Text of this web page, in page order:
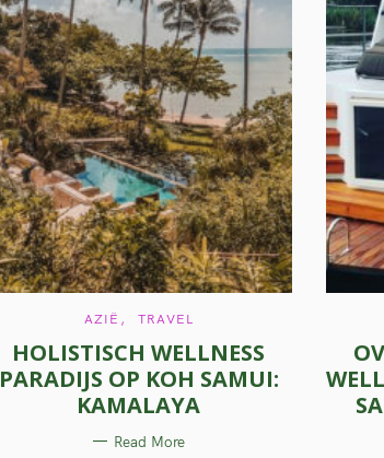
C
T
E
G
O
R
I
S
AZIË TRAVEL
HOLISTISCH WELLNESS
PARADIJS OP KOH SAMUI:
KAMALAYA
Read More